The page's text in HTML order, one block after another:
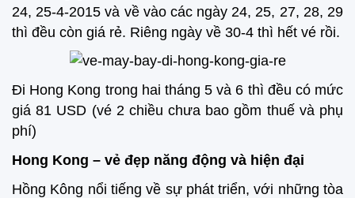
24, 25-4-2015 và về vào các ngày 24, 25, 27, 28, 29
thì đều còn giá rẻ. Riêng ngày về 30-4 thì hết vé rồi.
Đi Hong Kong trong hai tháng 5 và 6 thì đều có mức
giá 81 USD (vé 2 chiều chưa bao gồm thuế và phụ
phí)
Hong Kong – vẻ đẹp năng động và hiện đại
Hồng Kông nổi tiếng về sự phát triển, với những tòa